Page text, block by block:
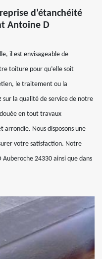
d’étanchéité
Antoine D
il est envisageable de
toiture pour qu’elle soit
le traitement ou la
la qualité de service de notre
en tout travaux
Nous disposons une
votre satisfaction. Notre
24330 ainsi que dans